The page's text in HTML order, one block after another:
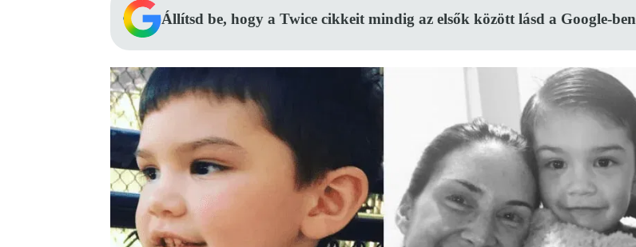
Állítsd be, hogy a Twice cikkeit mindig az elsők között lásd a Google-ben